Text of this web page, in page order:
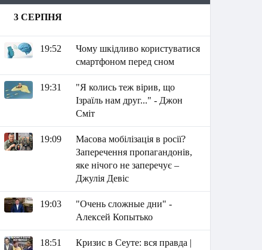
3 СЕРПНЯ
19:52
Чому шкідливо користуватися
смартфоном перед сном
19:31
"Я колись теж вірив, що
Ізраїль нам друг..." - Джон
Сміт
19:09
Масова мобілізація в росії?
Заперечення пропагандонів,
яке нічого не заперечує –
Джулія Девіс
19:03
"Очень сложные дни" -
Алексей Копытько
18:51
Кризис в Сеуте: вся правда |